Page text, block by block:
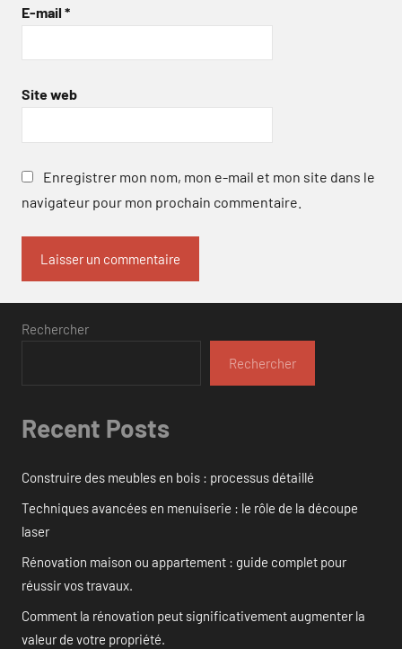
E-mail *
Site web
Enregistrer mon nom, mon e-mail et mon site dans le
navigateur pour mon prochain commentaire.
Rechercher
Rechercher
Recent Posts
Construire des meubles en bois : processus détaillé
Techniques avancées en menuiserie : le rôle de la découpe
laser
Rénovation maison ou appartement : guide complet pour
réussir vos travaux.
Comment la rénovation peut significativement augmenter la
valeur de votre propriété.